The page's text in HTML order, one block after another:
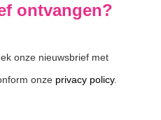
ontvangen?
onze nieuwsbrief met
onze privacy policy.